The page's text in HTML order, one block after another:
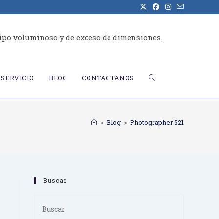
voluminoso y de exceso de dimensiones.
BLOG CONTACTANOS ALTERNAR
> Blog > Photographer 521
Buscar